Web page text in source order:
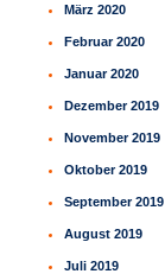
März 2020
Februar 2020
Januar 2020
Dezember 2019
November 2019
Oktober 2019
September 2019
August 2019
Juli 2019